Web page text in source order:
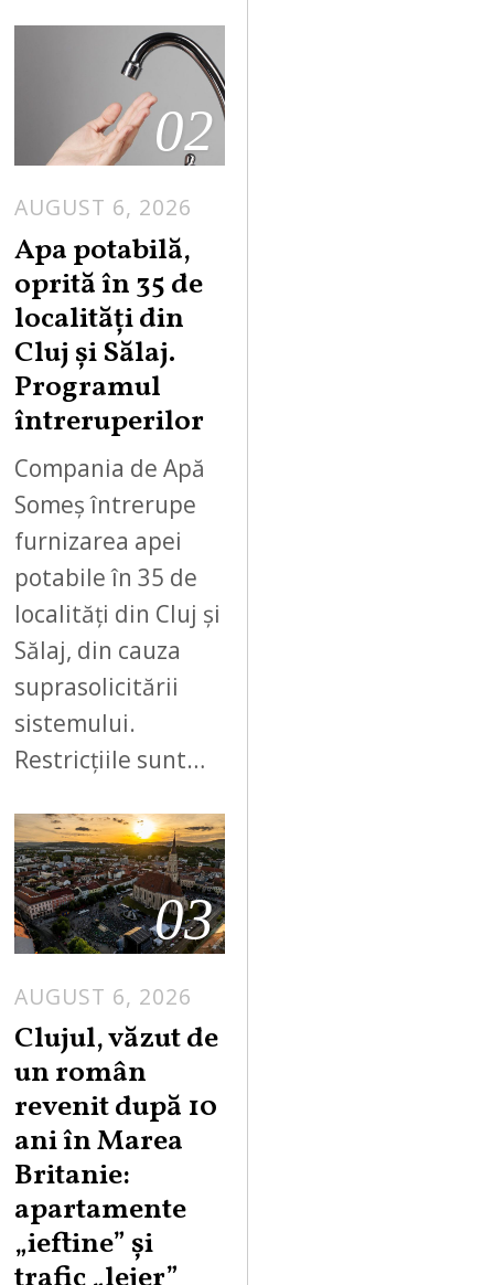
02
AUGUST 6, 2026
Apa potabilă,
oprită în 35 de
localități din
Cluj și Sălaj.
Programul
întreruperilor
Compania de Apă
Someș întrerupe
furnizarea apei
potabile în 35 de
localități din Cluj și
Sălaj, din cauza
suprasolicitării
sistemului.
Restricțiile sunt…
03
AUGUST 6, 2026
Clujul, văzut de
un român
revenit după 10
ani în Marea
Britanie:
apartamente
„ieftine” și